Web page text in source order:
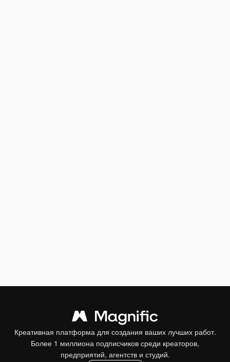
Креативная платформа для создания ваших лучших работ.
Более 1 миллиона подписчиков среди креаторов,
предприятий, агентств и студий.